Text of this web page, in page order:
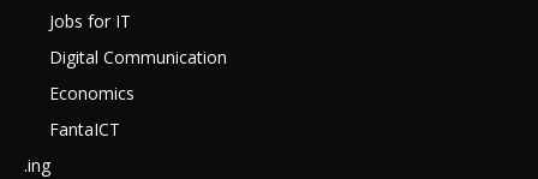
Jobs for IT
Digital Communication
Economics
FantaICT
.ing